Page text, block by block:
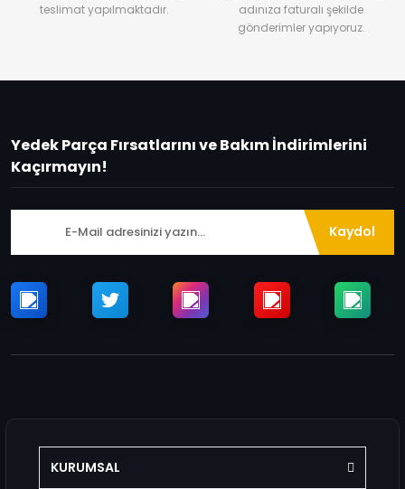
teslimat yapılmaktadır.
adınıza faturalı şekilde
gönderimler yapıyoruz.
Yedek Parça Fırsatlarını ve Bakım İndirimlerini
Kaçırmayın!
Kaydol
KURUMSAL